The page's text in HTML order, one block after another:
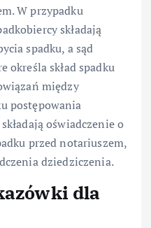
W przypadku
składają
spadku, a sąd
określa skład spadku
między
postępowania
oświadczenie o
przed notariuszem,
dziedziczenia.
dla